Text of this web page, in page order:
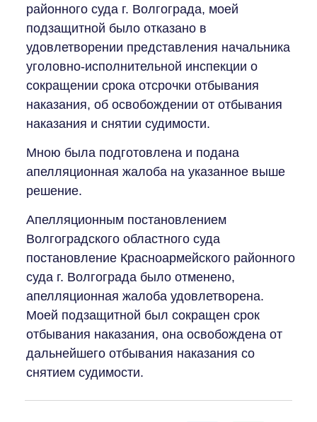
районного суда г. Волгограда, моей
подзащитной было отказано в
удовлетворении представления начальника
уголовно-исполнительной инспекции о
сокращении срока отсрочки отбывания
наказания, об освобождении от отбывания
наказания и снятии судимости.
Мною была подготовлена и подана
апелляционная жалоба на указанное выше
решение.
Апелляционным постановлением
Волгоградского областного суда
постановление Красноармейского районного
суда г. Волгограда было отменено,
апелляционная жалоба удовлетворена.
Моей подзащитной был сокращен срок
отбывания наказания, она освобождена от
дальнейшего отбывания наказания со
снятием судимости.